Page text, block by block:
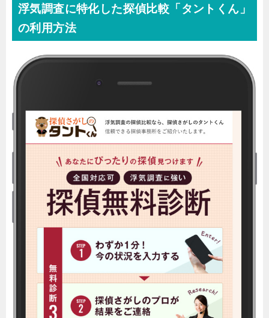
浮気調査に特化した探偵比較「タントくん」
の利用方法